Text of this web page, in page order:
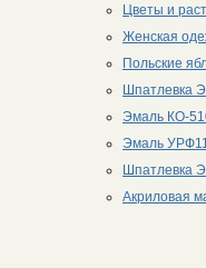
Цветы и
Женская
Польские
Шпатлевка
Эмаль КО-
Эмаль
Шпатлевка
Акриловая